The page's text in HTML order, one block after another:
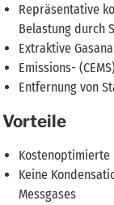
Repräsentative
Belastung durch
Extraktive
Emissions-
Entfernung von
Vorteile
Kostenoptimierte
Keine
Messgases